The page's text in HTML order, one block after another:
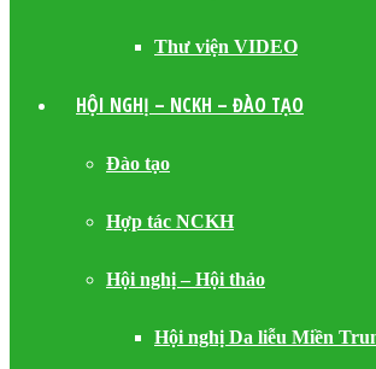
Thư viện VIDEO
HỘI NGHỊ – NCKH – ĐÀO TẠO
Đào tạo
Hợp tác NCKH
Hội nghị – Hội thảo
Hội nghị Da liễu Miền